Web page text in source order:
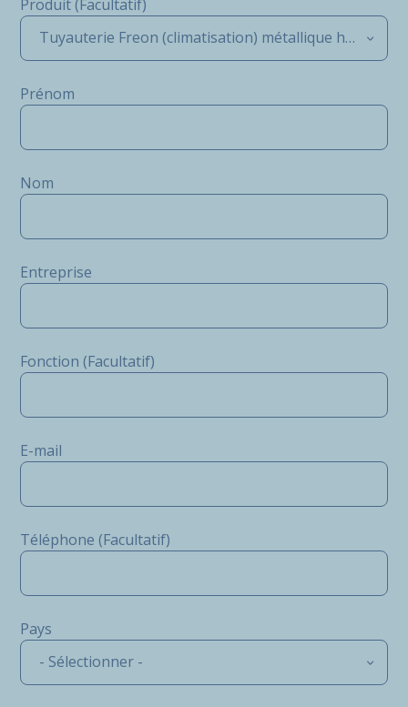
Produit (Facultatif)
Tuyauterie Freon (climatisation) métallique haute résistance
Prénom
Nom
Entreprise
Fonction (Facultatif)
E-mail
Téléphone (Facultatif)
Pays
- Sélectionner -